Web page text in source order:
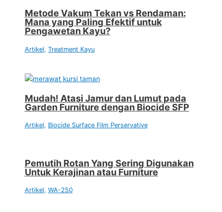
Metode Vakum Tekan vs Rendaman:
Mana yang Paling Efektif untuk
Pengawetan Kayu?
Artikel, Treatment Kayu
Mudah! Atasi Jamur dan Lumut pada
Garden Furniture dengan Biocide SFP
Artikel, Biocide Surface Film Perservative
Pemutih Rotan Yang Sering Digunakan
Untuk Kerajinan atau Furniture
Artikel, WA-250